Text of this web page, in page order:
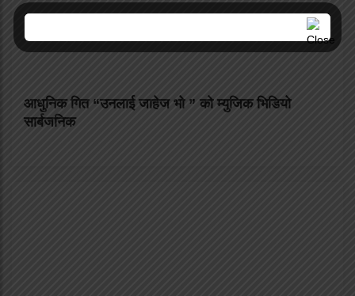
आधुनिक गित “उनलाई जाहेज भो ” को म्युजिक भिडियो
सार्बजनिक